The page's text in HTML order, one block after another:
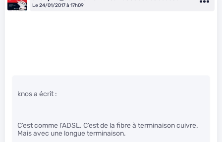
Le 24/01/2017 à 17h09
knos a écrit :
C’est comme l’ADSL. C’est de la fibre à terminaison cuivre.
Mais avec une longue terminaison.